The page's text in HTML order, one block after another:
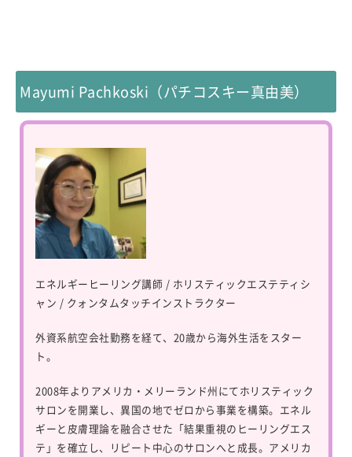
Mayumi Pachkoski（パチコスキー真由美）
エネルギーヒーリング講師 / ホリスティックエステティシ
ャン / クォンタムタッチインストラクター
外資系航空会社勤務を経て、20歳から海外生活をスター
ト。
2008年よりアメリカ・メリーランド州にてホリスティック
サロンを開業し、異国の地でゼロから事業を構築。エネル
ギーと皮膚理論を融合させた「結果重視のヒーリングエス
テ」を確立し、リピート中心のサロンへと成長。アメリカ